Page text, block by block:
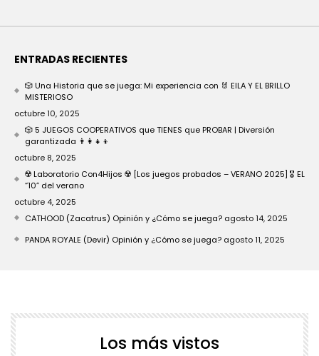
ENTRADAS RECIENTES
🎲 Una Historia que se juega: Mi experiencia con 🐰 EILA Y EL BRILLO
MISTERIOSO
octubre 10, 2025
🎲 5 JUEGOS COOPERATIVOS que TIENES que PROBAR | Diversión
garantizada 👨‍👩‍👧‍👦
octubre 8, 2025
☢️ Laboratorio Con4Hijos ☢️ [Los juegos probados – VERANO 2025] 🎖️ EL
“10” del verano
octubre 4, 2025
CATHOOD (Zacatrus) Opinión y ¿Cómo se juega? agosto 14, 2025
PANDA ROYALE (Devir) Opinión y ¿Cómo se juega? agosto 11, 2025
Los más vistos